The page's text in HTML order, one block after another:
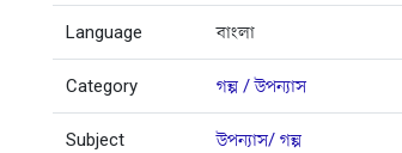
Language বাংলা
Category গল্প / উপন্যাস
Subject উপন্যাস/ গল্প